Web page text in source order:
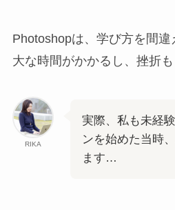
Photoshopは、学び方を間
大な時間がかかるし、挫折も
RIKA
実際、私も未経
ンを始めた当時
ます…